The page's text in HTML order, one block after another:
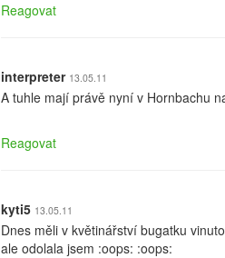
Reagovat
interpreter 13.05.11
A tuhle mají právě nyní v Hornbachu
Reagovat
kyti5 13.05.11
Dnes měli v květinářství bugatku
ale odolala jsem :oops: :oops: